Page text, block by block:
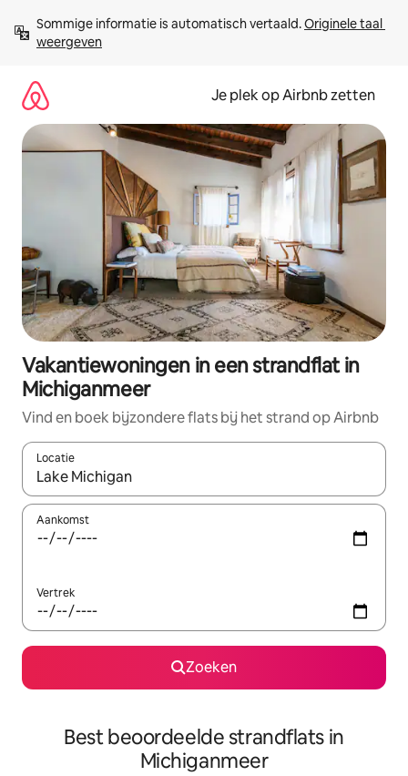
direct
naar
Sommige informatie is automatisch vertaald. Originele taal
weergeven
Je plek op Airbnb zetten
Vakantiewoningen in een strandflat in
Michiganmeer
Vind en boek bijzondere flats bij het strand op Airbnb
Locatie
Wanneer er resultaten beschikbaar zijn, maak je een keuze
Aankomst
Vertrek
Zoeken
Best beoordeelde strandflats in
Michiganmeer